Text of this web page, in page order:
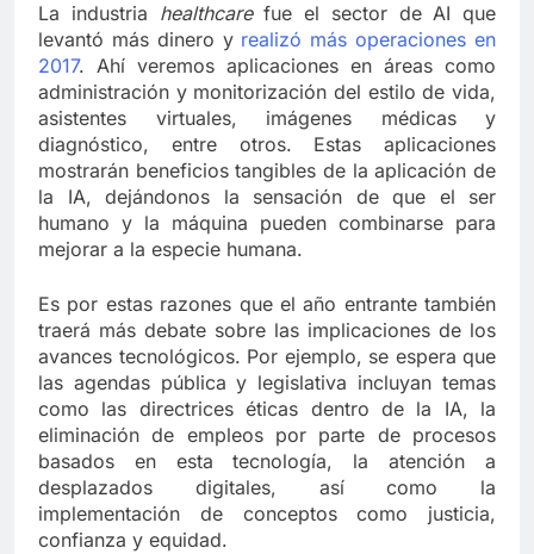
La industria healthcarefue el sector de AI que
levantó más dinero y realizó más operaciones en
2017. Ahí veremos aplicaciones en áreas como
administración y monitorización del estilo de vida,
asistentes virtuales, imágenes médicas y
diagnóstico, entre otros. Estas aplicaciones
mostrarán beneficios tangibles de la aplicación de
la IA, dejándonos la sensación de que el ser
humano y la máquina pueden combinarse para
mejorar a la especie humana.
Es por estas razones que el año entrante también
traerá más debate sobre las implicaciones de los
avances tecnológicos. Por ejemplo, se espera que
las agendas pública y legislativa incluyan temas
como las directrices éticas dentro de la IA, la
eliminación de empleos por parte de procesos
basados en esta tecnología, la atención a
desplazados digitales, así como la
implementación de conceptos como justicia,
confianza y equidad.